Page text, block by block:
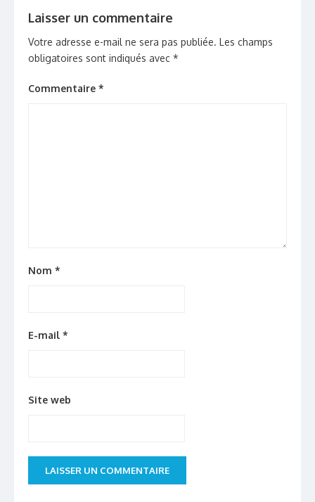
Laisser un commentaire
Votre adresse e-mail ne sera pas publiée. Les champs
obligatoires sont indiqués avec *
Commentaire *
Nom *
E-mail *
Site web